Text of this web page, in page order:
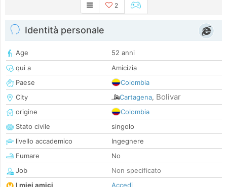
2
Identità personale
Age
52 anni
qui a
Amicizia
Paese
Colombia
City
Cartagena, Bolivar
origine
Colombia
Stato civile
singolo
livello accademico
Ingegnere
Fumare
No
Job
Non specificato
I miei amici
Accedi